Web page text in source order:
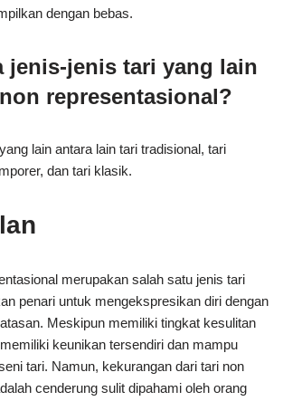
dengan bebas.
jenis-jenis tari yang lain
representasional?
lain antara lain tari tradisional, tari
dan tari klasik.
merupakan salah satu jenis tari
penari untuk mengekspresikan diri dengan
Meskipun memiliki tingkat kesulitan
keunikan tersendiri dan mampu
tari. Namun, kekurangan dari tari non
cenderung sulit dipahami oleh orang